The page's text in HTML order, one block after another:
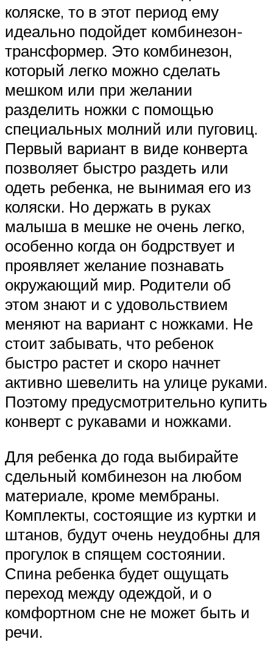
коляске, то в этот период ему
идеально подойдет комбинезон-
трансформер. Это комбинезон,
который легко можно сделать
мешком или при желании
разделить ножки с помощью
специальных молний или пуговиц.
Первый вариант в виде конверта
позволяет быстро раздеть или
одеть ребенка, не вынимая его из
коляски. Но держать в руках
малыша в мешке не очень легко,
особенно когда он бодрствует и
проявляет желание познавать
окружающий мир. Родители об
этом знают и с удовольствием
меняют на вариант с ножками. Не
стоит забывать, что ребенок
быстро растет и скоро начнет
активно шевелить на улице руками.
Поэтому предусмотрительно купить
конверт с рукавами и ножками.
Для ребенка до года выбирайте
сдельный комбинезон на любом
материале, кроме мембраны.
Комплекты, состоящие из куртки и
штанов, будут очень неудобны для
прогулок в спящем состоянии.
Спина ребенка будет ощущать
переход между одеждой, и о
комфортном сне не может быть и
речи.